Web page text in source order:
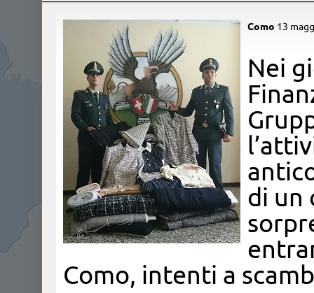
Como 13
Nei
di un
Como, intenti a